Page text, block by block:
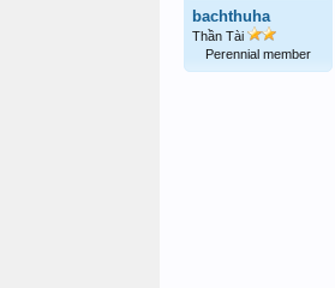
bachthuha
Thần Tài
Perennial member